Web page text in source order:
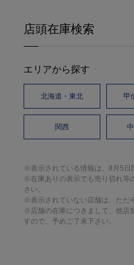
店頭在庫検索
エリアから探す
北海道・東北 甲
関西
※表示されている情報は、8月5日
※在庫ありの表示でも売り切れ等
さい。
※表示されていない店舗は、ただ
※店舗の在庫につきまして、他店
すので、予めご了承下さい。